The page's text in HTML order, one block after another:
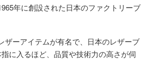
年に創設された日本のファクトリーブ
ザーアイテムが有名で、日本のレザーブ
に入るほど、品質や技術力の高さが伺